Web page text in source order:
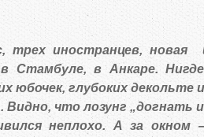
трех иностранцев, новая
в Стамбуле, в Анкаре.
юбочек, глубоких декольте
Видно, что лозунг
неплохо. А за окном —